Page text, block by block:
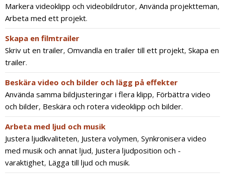
Markera videoklipp och videobildrutor, Använda projektteman,
Arbeta med ett projekt.
Skapa en filmtrailer
Skriv ut en trailer, Omvandla en trailer till ett projekt, Skapa en
trailer.
Beskära video och bilder och lägg på effekter
Använda samma bildjusteringar i flera klipp, Förbättra video
och bilder, Beskära och rotera videoklipp och bilder.
Arbeta med ljud och musik
Justera ljudkvaliteten, Justera volymen, Synkronisera video
med musik och annat ljud, Justera ljudposition och -
varaktighet, Lägga till ljud och musik.